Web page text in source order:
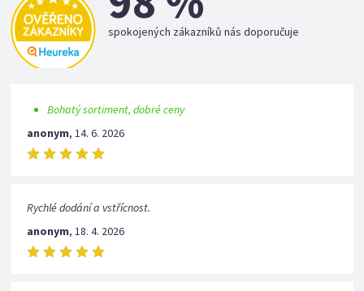
spokojených zákazníků nás doporučuje
Bohatý sortiment, dobré ceny
anonym,14. 6. 2026
Rychlé dodání a vstřícnost.
anonym,18. 4. 2026